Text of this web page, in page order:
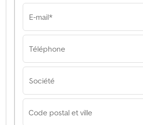
E-mail*
Téléphone
Société
Code postal et ville